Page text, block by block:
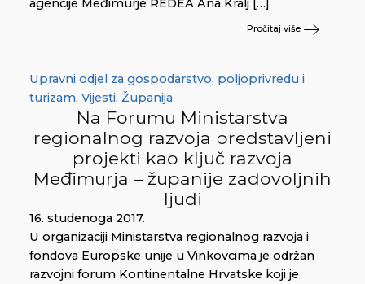
agencije Međimurje REDEA Ana Kralj […]
Pročitaj više
Upravni odjel za gospodarstvo, poljoprivredu i
turizam, Vijesti, Županija
Na Forumu Ministarstva
regionalnog razvoja predstavljeni
projekti kao ključ razvoja
Međimurja – županije zadovoljnih
ljudi
16. studenoga 2017.
U organizaciji Ministarstva regionalnog razvoja i
fondova Europske unije u Vinkovcima je održan
razvojni forum Kontinentalne Hrvatske koji je